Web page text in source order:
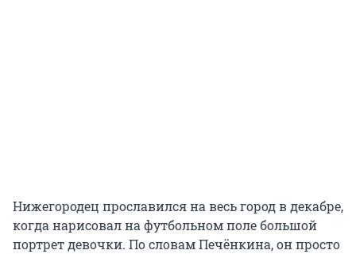
Нижегородец прославился на весь город в декабре,
когда нарисовал на футбольном поле большой
портрет девочки. По словам Печёнкина, он просто